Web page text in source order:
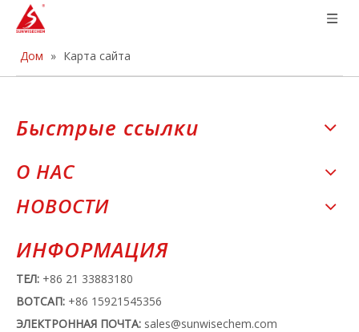
Дом » Карта сайта
Быстрые ссылки
О НАС
НОВОСТИ
ИНФОРМАЦИЯ
ТЕЛ: +86 21 33883180
ВОТСАП: +86 15921545356
ЭЛЕКТРОННАЯ ПОЧТА: sales@sunwisechem.com